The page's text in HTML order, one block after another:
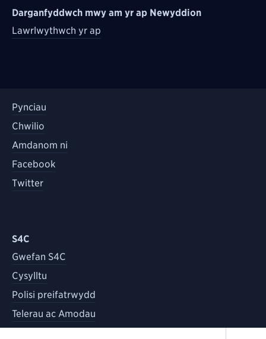
Darganfyddwch mwy am yr ap Newyddion
Lawrlwythwch yr ap
Pynciau
Chwilio
Amdanom ni
Facebook
Twitter
S4C
Gwefan S4C
Cysylltu
Polisi preifatrwydd
Telerau ac Amodau